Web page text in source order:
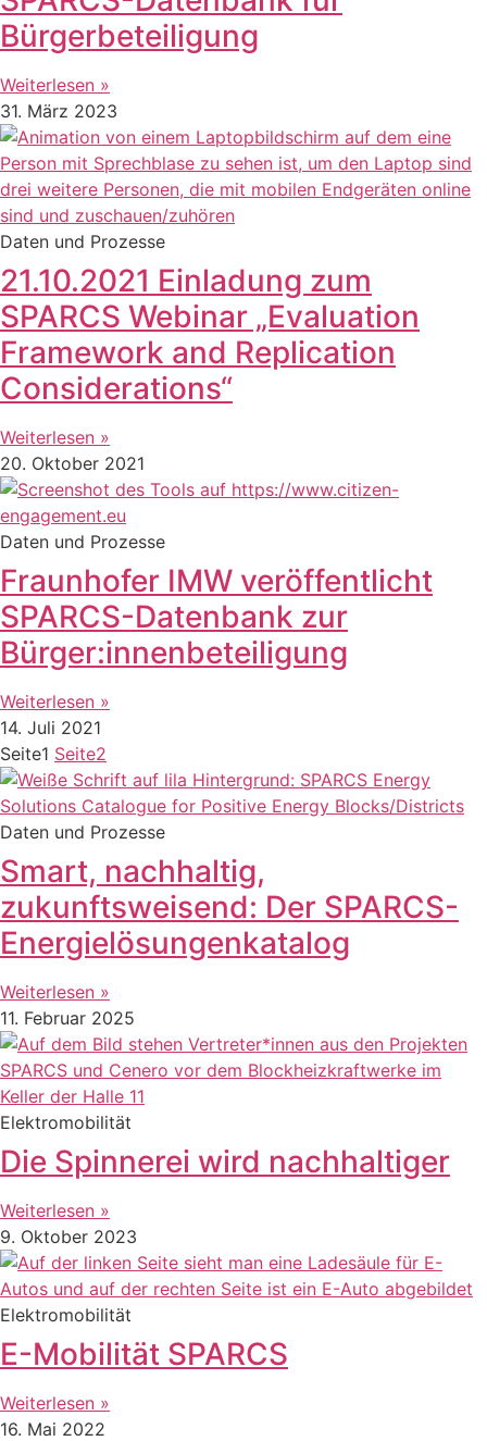
Bürgerbeteiligung
Weiterlesen »
31. März 2023
Daten und Prozesse
21.10.2021 Einladung zum
SPARCS Webinar „Evaluation
Framework and Replication
Considerations“
Weiterlesen »
20. Oktober 2021
Daten und Prozesse
Fraunhofer IMW veröffentlicht
SPARCS-Datenbank zur
Bürger:innenbeteiligung
Weiterlesen »
14. Juli 2021
Seite1 Seite2
Daten und Prozesse
Smart, nachhaltig,
zukunftsweisend: Der SPARCS-
Energielösungenkatalog
Weiterlesen »
11. Februar 2025
Elektromobilität
Die Spinnerei wird nachhaltiger
Weiterlesen »
9. Oktober 2023
Elektromobilität
E-Mobilität SPARCS
Weiterlesen »
16. Mai 2022